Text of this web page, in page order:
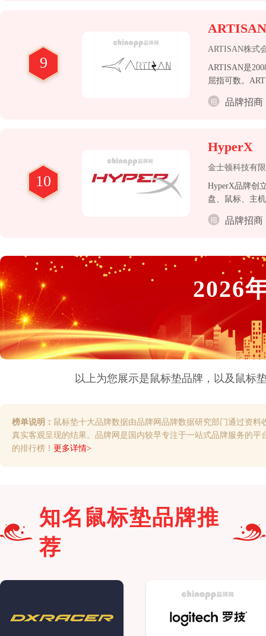
9
ARTISAN
ARTISAN株式
ARTISAN是
屈指可数。
纯的「娱乐游
品牌招商
10
HyperX
金士顿科技有
HyperX品牌创
盘、鼠标、主
服务于游戏社
品牌招商
2026
以上为您展示是鼠标垫品牌，以及 鼠标
榜单说明： 鼠标垫十大品牌数据由品牌网品牌数据研究部门通过资
真实客观呈现的结果。品牌网是国内较早专注于一站式品牌服务的
的排行榜！ 更多详情>
知名 鼠标垫品牌推
荐